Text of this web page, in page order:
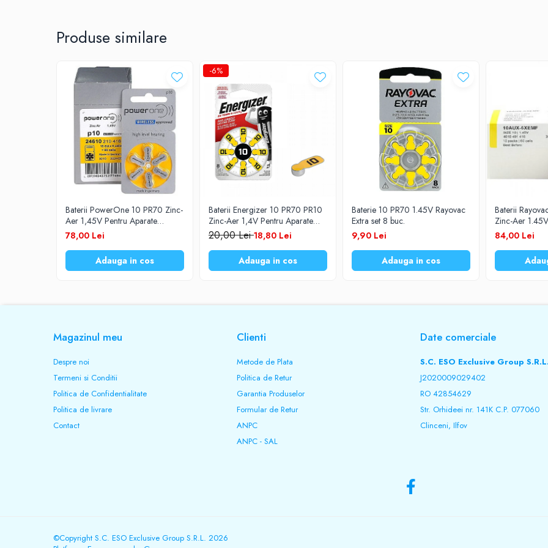
Incarcatoare auto
Produse similare
Baterii PowerOne 10 PR70 Zinc-
Aer 1,45V Pentru Aparate
Auditive Set 60 Baterii
78,00 Lei
Adauga in cos
-6%
Baterii Energizer 10 PR70 PR10
Zinc-Aer 1,4V Pentru Aparate
Auditive Set 8 Baterii
20,00 Lei18,80 Lei
Adauga in cos
Baterie 10 PR70 1.45V Rayovac
Extra set 8 buc.
9,90 Lei
Adauga in cos
Baterii
Zinc-Aer
Auditive Set 60
84,00 Lei
Magazinul meu
Despre noi
Termeni si Conditii
Politica de Confidentialitate
Politica de livrare
Contact
Clienti
Metode de Plata
Politica de Retur
Garantia Produselor
Formular de Retur
ANPC
ANPC - SAL
Date comerciale
S.C. ESO Exclusive Group S.R.L.
J2020009029402
RO 42854629
Str. Orhideei nr. 141K C.P. 077060
Clinceni, Ilfov
©Copyright S.C. ESO Exclusive Group S.R.L. 2026